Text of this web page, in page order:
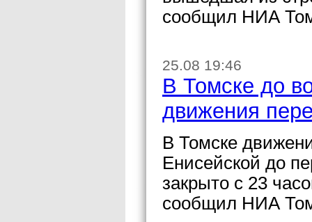
сообщил НИА
25.08 19:46
В Томске до
движения
В Томске
Енисейской до
закрыто с 23
сообщил НИА